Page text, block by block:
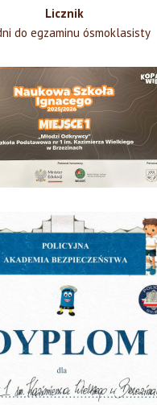
Licznik
do egzaminu ósmoklasisty